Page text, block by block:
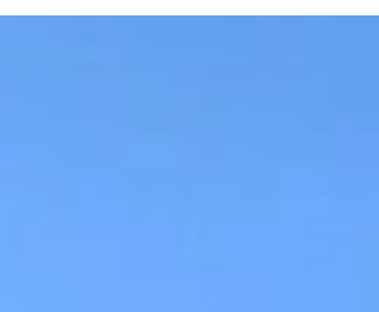
voor een leuke citytrip hoef je helemaal niet ver